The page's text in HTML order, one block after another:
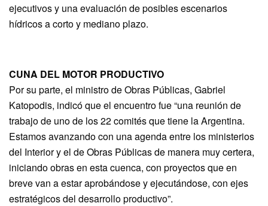
ejecutivos y una evaluación de posibles escenarios
hídricos a corto y mediano plazo.
CUNA DEL MOTOR PRODUCTIVO
Por su parte, el ministro de Obras Públicas, Gabriel
Katopodis, indicó que el encuentro fue “una reunión de
trabajo de uno de los 22 comités que tiene la Argentina.
Estamos avanzando con una agenda entre los ministerios
del Interior y el de Obras Públicas de manera muy certera,
iniciando obras en esta cuenca, con proyectos que en
breve van a estar aprobándose y ejecutándose, con ejes
estratégicos del desarrollo productivo”.